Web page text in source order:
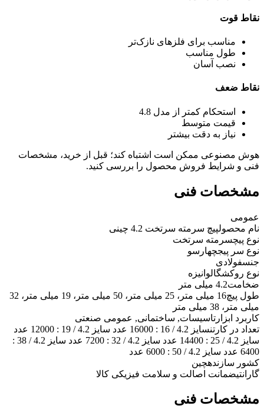
نقاط قوت
مناسب برای فلزهای نازک‌تر
طول مناسب
نصب آسان
نقاط ضعف
استحکام کمتر از مدل 4.8
قیمت متوسط
نیاز به دقت بیشتر
هوش مصنوعی ممکن است اشتباه کند؛ قبل از خرید، مشخصات
فنی و شرایط فروش محصول را بررسی کنید.
مشخصات فنی
عمومی
نام محصولپیچ سرمته سرتخت 4.2 چینی
نوع پیچسرمته سرتخت
نوع سر پیجچهارسو
جنسفولادی
نوع روکشگالوانیزه
ضخامت4.2 میلی متر
طول پیچ
16 میلی متر، 25 میلی متر، 50 میلی متر، 19 میلی متر، 32
میلی متر، 38 میلی متر
کاربرد ابزار تاسیسات, ساختمانی, عمومی صنعتی
تعداد در کارتن
سایز 4.2 / 16 : 16000 عدد سایز 4.2 / 19 : 12000 عدد
سایز 4.2 / 25 : 14400 عدد سایز 4.2 / 32 : 7200 عدد سایز 4.2 / 38 :
6400 عدد سایز 4.2 / 50 : 6000 عدد
کشور سازندهچین
گارانتیضمانت اصالت و سلامت فیزیکی کالا
مشخصات فنی